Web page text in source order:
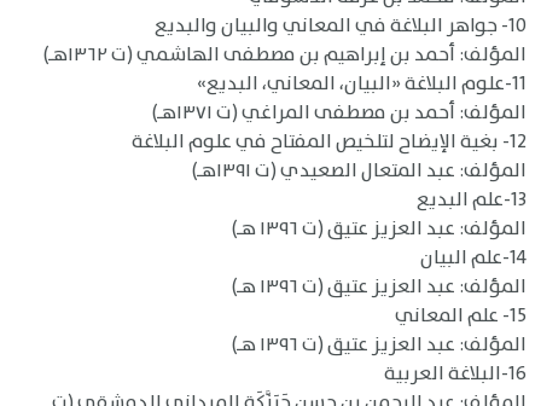
10- جواهر البلاغة في المعاني والبيان والبديع
المؤلف: أحمد بن إبراهيم بن مصطفى الهاشمي (ت ١٣٦٢هـ)
11-علوم البلاغة «البيان، المعاني، البديع»
المؤلف: أحمد بن مصطفى المراغي (ت ١٣٧١هـ)
12- بغية الإيضاح لتلخيص المفتاح في علوم البلاغة
المؤلف: عبد المتعال الصعيدي (ت ١٣٩١هـ)
13-علم البديع
المؤلف: عبد العزيز عتيق (ت ١٣٩٦ هـ)
14-علم البيان
المؤلف: عبد العزيز عتيق (ت ١٣٩٦ هـ)
15- علم المعاني
المؤلف: عبد العزيز عتيق (ت ١٣٩٦ هـ)
16-البلاغة العربية